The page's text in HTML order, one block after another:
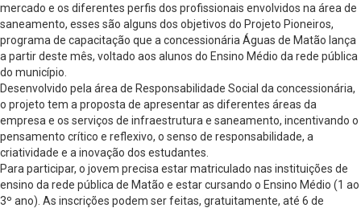
mercado e os diferentes perfis dos profissionais envolvidos na área de
saneamento, esses são alguns dos objetivos do Projeto Pioneiros,
programa de capacitação que a concessionária Águas de Matão lança
a partir deste mês, voltado aos alunos do Ensino Médio da rede pública
do município.
Desenvolvido pela área de Responsabilidade Social da concessionária,
o projeto tem a proposta de apresentar as diferentes áreas da
empresa e os serviços de infraestrutura e saneamento, incentivando o
pensamento crítico e reflexivo, o senso de responsabilidade, a
criatividade e a inovação dos estudantes.
Para participar, o jovem precisa estar matriculado nas instituições de
ensino da rede pública de Matão e estar cursando o Ensino Médio (1 ao
3º ano). As inscrições podem ser feitas, gratuitamente, até 6 de